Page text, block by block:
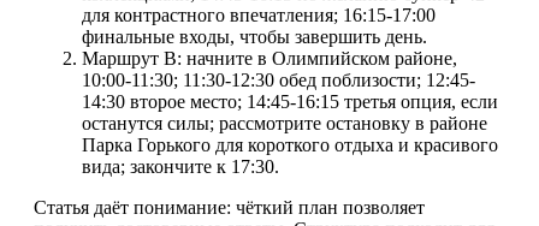
для контрастного впечатления; 16:15-17:00
финальные входы, чтобы завершить день.
Маршрут B: начните в Олимпийском районе,
10:00-11:30; 11:30-12:30 обед поблизости; 12:45-
14:30 второе место; 14:45-16:15 третья опция, если
останутся силы; рассмотрите остановку в районе
Парка Горького для короткого отдыха и красивого
вида; закончите к 17:30.
Статья даёт понимание: чёткий план позволяет